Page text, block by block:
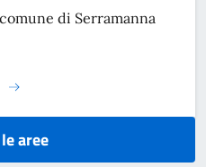
di Serramanna
aree